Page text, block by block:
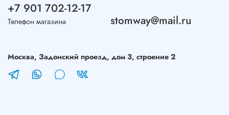
+7 901 702-12-17
Телефон магазина stomway@mail.ru
Москва, Задонский проезд, дом 3, строение 2